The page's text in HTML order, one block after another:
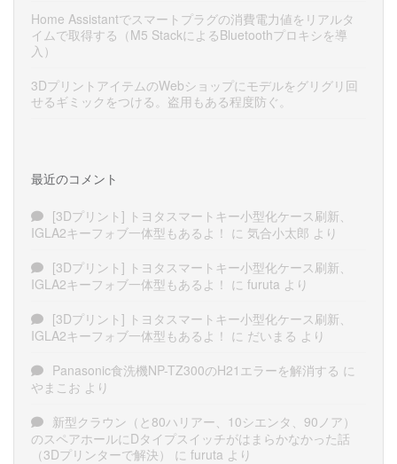
Home Assistantでスマートプラグの消費電力値をリアルタ
イムで取得する（M5 StackによるBluetoothプロキシを導
入）
3DプリントアイテムのWebショップにモデルをグリグリ回
せるギミックをつける。盗用もある程度防ぐ。
最近のコメント
[3Dプリント] トヨタスマートキー小型化ケース刷新、
IGLA2キーフォブ一体型もあるよ！ に 気合小太郎 より
[3Dプリント] トヨタスマートキー小型化ケース刷新、
IGLA2キーフォブ一体型もあるよ！ に furuta より
[3Dプリント] トヨタスマートキー小型化ケース刷新、
IGLA2キーフォブ一体型もあるよ！ に だいまる より
Panasonic食洗機NP-TZ300のH21エラーを解消する に
やまこお より
新型クラウン（と80ハリアー、10シエンタ、90ノア）
のスペアホールにDタイプスイッチがはまらかなかった話
（3Dプリンターで解決）
に furuta より